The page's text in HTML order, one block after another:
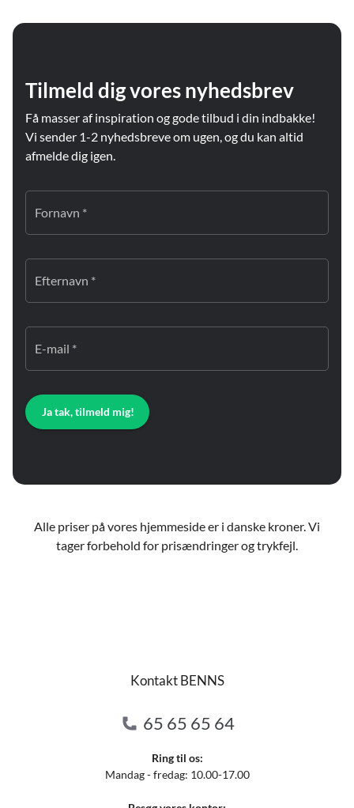
Tilmeld dig vores nyhedsbrev
Få masser af inspiration og gode tilbud i din indbakke!
Vi sender 1-2 nyhedsbreve om ugen, og du kan altid
afmelde dig igen.
Fornavn *
Efternavn *
E-mail *
Ja tak, tilmeld mig!
Alle priser på vores hjemmeside er i danske kroner. Vi
tager forbehold for prisændringer og trykfejl.
Kontakt BENNS
65 65 65 64
Ring til os:
Mandag - fredag: 10.00-17.00